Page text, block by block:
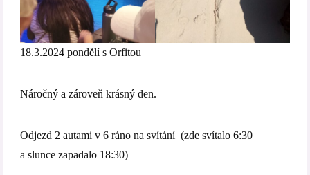
18.3.2024 pondělí s Orfitou
Náročný a zároveň krásný den.
Odjezd 2 autami v 6 ráno na svítání (zde svítalo 6:30
a slunce zapadalo 18:30)